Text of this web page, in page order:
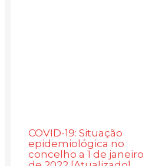
COVID-19: Situação
epidemiológica no
concelho a 1 de janeiro